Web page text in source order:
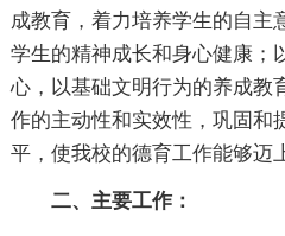
成教育，着力培养学生的自主
学生的精神成长和身心健康；
心，以基础文明行为的养成教
作的主动性和实效性，巩固和
平，使我校的德育工作能够迈
二、主要工作：